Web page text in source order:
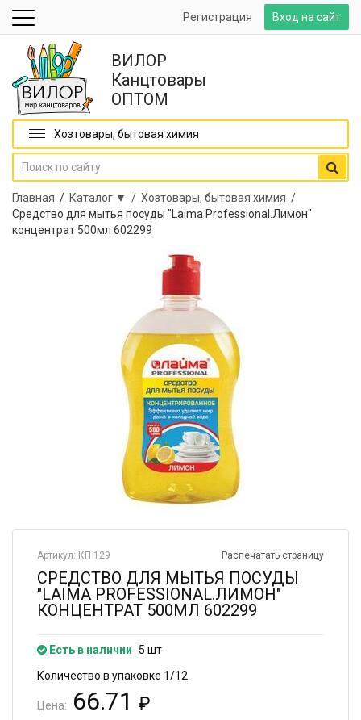
Вход на сайт
Регистрация
ВИЛОР
Канцтовары
ОПТОМ
Хозтовары, бытовая химия
Главная / Каталог ▼ / Хозтовары, бытовая химия /
Средство для мытья посуды "Laima Professional.Лимон"
концентрат 500мл 602299
Распечатать страницу
Артикул: КП 129
СРЕДСТВО ДЛЯ МЫТЬЯ ПОСУДЫ
"LAIMA PROFESSIONAL.ЛИМОН"
КОНЦЕНТРАТ 500МЛ 602299
Есть в наличии
5 шт
Количество в упаковке 1/12
Цена: 66.71 ₽